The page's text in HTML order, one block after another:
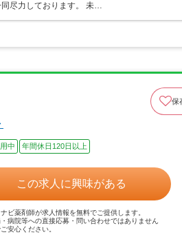
尽力しております。 未…
保
中 年間休日120日以上
この求人に興味がある
ビ薬剤師が求人情報を無料でご提供します。
病院等への直接応募・問い合わせではありません
安心ください。